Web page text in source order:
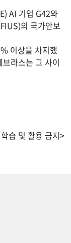
AI 기업 G42와
의 국가안보
이상을 차지했
라스는 그 사이
습 및 활용 금지>